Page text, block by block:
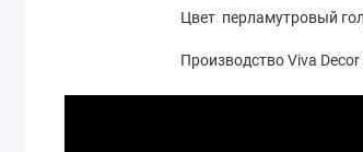
Цвет перламутровый
Производство Viva